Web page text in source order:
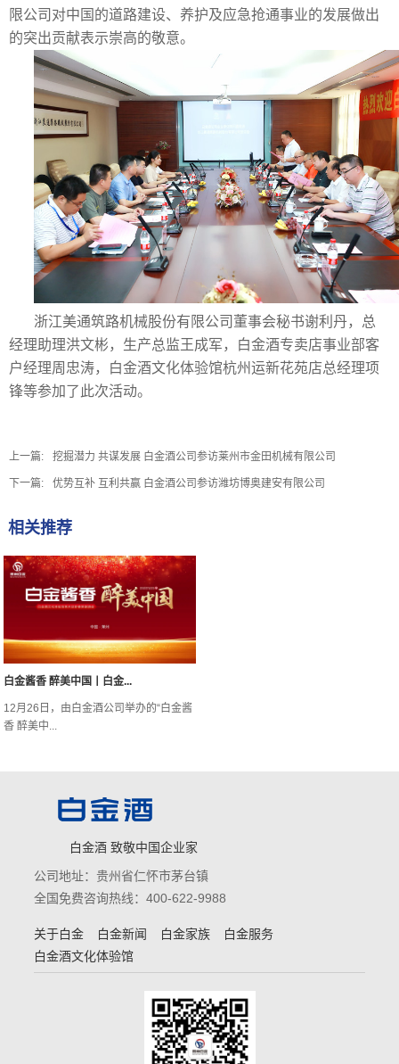
限公司对中国的道路建设、养护及应急抢通事业的发展做出
的突出贡献表示崇高的敬意。
浙江美通筑路机械股份有限公司董事会秘书谢利丹，总
经理助理洪文彬，生产总监王成军，白金酒专卖店事业部客
户经理周忠涛，白金酒文化体验馆杭州运新花苑店总经理项
锋等参加了此次活动。
上一篇: 挖掘潜力 共谋发展 白金酒公司参访莱州市金田机械有限公司
下一篇: 优势互补 互利共赢 白金酒公司参访潍坊博奥建安有限公司
相关推荐
白金酱香 醉美中国丨白金...
12月26日，由白金酒公司举办的“白金酱
香 醉美中...
白金酒 致敬中国企业家
公司地址：贵州省仁怀市茅台镇
全国免费咨询热线：400-622-9988
关于白金 白金新闻 白金家族
白金服务
白金酒文化体验馆